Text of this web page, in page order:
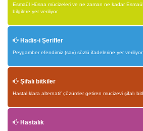
Esmaül Hüsna mücizeleri ve ne zaman ne kadar
bilgilere yer veriliyor
Hadis-i Şerifler
Peygamber efendimiz (sav) sözlü ifadelerine yer veriliyor
Şifalı bitkiler
Hastalıklara alternatif çözümler getiren mucizevi şifalı
Hastalık